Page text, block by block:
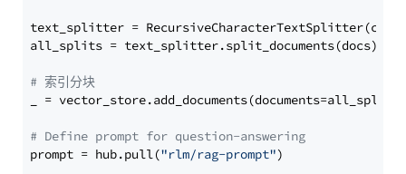
text_splitter =
all_splits = text_splitter.split_documents(docs)
# 索引分块
_ = vector_store.add_documents(documents=all_splits)
# Define prompt for question-answering
prompt = hub.pull("rlm/rag-prompt")